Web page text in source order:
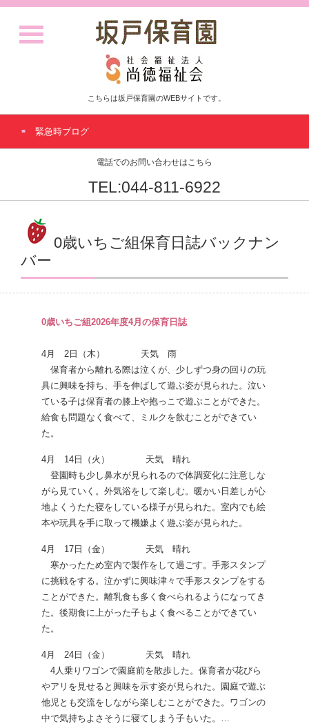
こちらは坂戸保育園のWEBサイトです。
緊急時ブログ
電話でのお問い合わせはこちら
TEL:044-811-6922
0歳いちご組保育日誌バックナン
バー
0歳いちご組2026年度4月の保育日誌
4月 2日（木） 天気 雨
保育者から離れる際は泣くが、少しずつ身の回りの玩
具に興味を持ち、手を伸ばして遊ぶ姿が見られた。泣い
ている子は保育者の膝上や抱っこで遊ぶことができた。
給食も問題なく食べて、ミルクを飲むことができてい
た。
4月 14日（火） 天気 晴れ
登園時も少し鼻水が見られるので体調変化に注意しな
がら見ていく。外気浴をして楽しむ。暖かい日差しが心
地よくうたた寝をしている様子が見られた。室内でも絵
本や玩具を手に取って機嫌よく遊ぶ姿が見られた。
4月 17日（金） 天気 晴れ
寒かったため室内で製作をして過ごす。手形スタンプ
に挑戦をする。泣かずに興味津々で手形スタンプをする
ことができた。離乳食も多く食べられるようになってき
た。後期食に上がった子もよく食べることができてい
た。
4月 24日（金） 天気 晴れ
4人乗りワゴンで園庭前を散歩した。保育者が花びら
やアリを見せると興味を示す姿が見られた。園庭で遊ぶ
他児とも交流をしながら楽しむことができた。ワゴンの
中で気持ちよさそうに寝てしまう子もいた。…